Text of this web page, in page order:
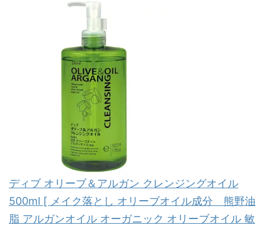
ディブ オリーブ＆アルガン クレンジングオイル
500ml [ メイク落とし オリーブオイル成分 熊野油
脂 アルガンオイル オーガニック オリーブオイル 敏